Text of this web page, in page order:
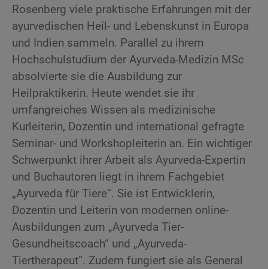
Rosenberg viele praktische Erfahrungen mit der
ayurvedischen Heil- und Lebenskunst in Europa
und Indien sammeln. Parallel zu ihrem
Hochschulstudium der Ayurveda-Medizin MSc
absolvierte sie die Ausbildung zur
Heilpraktikerin. Heute wendet sie ihr
umfangreiches Wissen als medizinische
Kurleiterin, Dozentin und international gefragte
Seminar- und Workshopleiterin an. Ein wichtiger
Schwerpunkt ihrer Arbeit als Ayurveda-Expertin
und Buchautoren liegt in ihrem Fachgebiet
„Ayurveda für Tiere“. Sie ist Entwicklerin,
Dozentin und Leiterin von modernen online-
Ausbildungen zum „Ayurveda Tier-
Gesundheitscoach“ und „Ayurveda-
Tiertherapeut“. Zudem fungiert sie als General